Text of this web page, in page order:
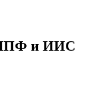
НПФ и ИИС